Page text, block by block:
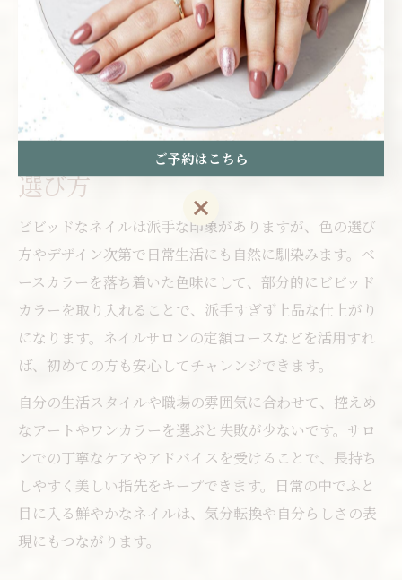
施術前にネイルサロンで爪の形や状態を丁寧にケアして
もらうことで、アートの美しさがより際立ちます。初心
者の方は、スタッフに希望や悩みをしっかり伝えること
が、満足度の高い仕上がりの秘訣です。
日常でも楽しめる鮮やかネイルの
選び方
ビビッドなネイルは派手な印象がありますが、色の選び
方やデザイン次第で日常生活にも自然に馴染みます。ベ
ースカラーを落ち着いた色味にして、部分的にビビッド
カラーを取り入れることで、派手すぎず上品な仕上がり
になります。ネイルサロンの定額コースなどを活用すれ
ば、初めての方も安心してチャレンジできます。
自分の生活スタイルや職場の雰囲気に合わせて、控えめ
なアートやワンカラーを選ぶと失敗が少ないです。サロ
ンでの丁寧なケアやアドバイスを受けることで、長持ち
しやすく美しい指先をキープできます。日常の中でふと
目に入る鮮やかなネイルは、気分転換や自分らしさの表
現にもつながります。
ご予約はこちら
ご予約はこちら